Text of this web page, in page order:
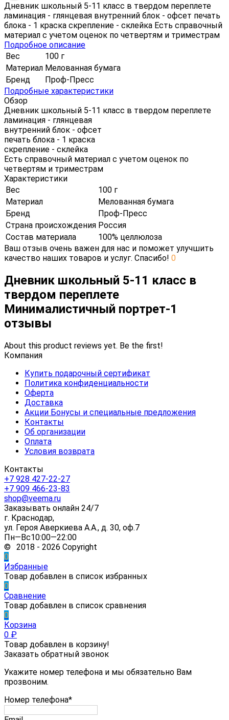
Дневник школьный 5-11 класс в твердом переплете
ламинация - глянцевая внутренний блок - офсет печать
блока - 1 краска скрепление - склейка Есть справочный
материал с учетом оценок по четвертям и триместрам
Подробное описание
Вес
100 г
Материал Мелованная бумага
Бренд
Проф-Пресс
Подробные характеристики
Обзор
Дневник школьный 5-11 класс в твердом переплете
ламинация - глянцевая
внутренний блок - офсет
печать блока - 1 краска
скрепление - склейка
Есть справочный материал с учетом оценок по
четвертям и триместрам
Характеристики
Вес
100 г
Материал
Мелованная бумага
Бренд
Проф-Пресс
Страна происхождения Россия
Состав материала
100% целлюлоза
Ваш отзыв очень важен для нас и поможет улучшить
качество наших товаров и услуг. Спасибо! 0
Дневник школьный 5-11 класс в
твердом переплете
Минималистичный портрет-1
отзывы
About this product reviews yet. Be the first!
Компания
Купить подарочный сертификат
Политика конфиденциальности
Оферта
Доставка
Акции Бонусы и специальные предложения
Контакты
Об организации
Оплата
Условия возврата
Контакты
+7 928 427-22-27
+7 909 466-23-83
shop@veema.ru
Заказывать онлайн 24/7
г. Краснодар,
ул. Героя Аверкиева А.А., д. 30, оф.7
Пн—Вс10:00—22:00
© 2018 - 2026 Copyright
0
Избранные
Товар добавлен в список избранных
0
Сравнение
Товар добавлен в список сравнения
0
Корзина
0 ₽
Товар добавлен в корзину!
Заказать обратный звонок
Укажите номер телефона и мы обязательно Вам
прозвоним.
Номер телефона*